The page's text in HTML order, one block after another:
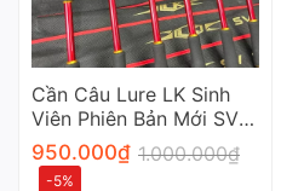
Cần Câu Lure LK Sinh
Viên Phiên Bản Mới SV
Carbon Xoắn Khoen Fuji
950.000₫ 1.000.000₫
-5%